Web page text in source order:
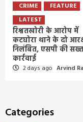
CRIME
FEATURE
LATEST
रिश्वतखोरी के आरोप में
कटघोरा थाने के दो
निलंबित, एसपी की
कार्रवाई
2 days ago Arvind
Categories